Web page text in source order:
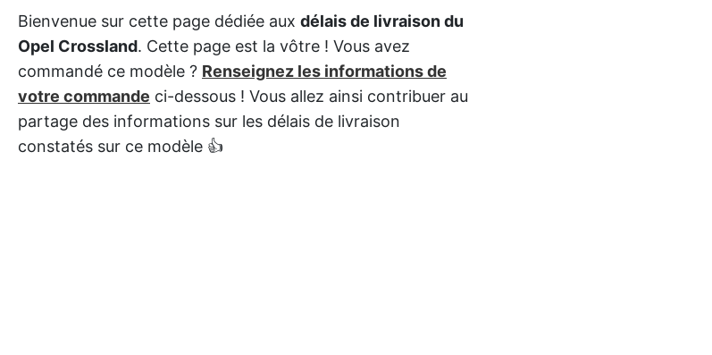
Bienvenue sur cette page dédiée aux délais de livraison du
Opel Crossland. Cette page est la vôtre ! Vous avez
commandé ce modèle ? Renseignez les informations de
votre commande ci-dessous ! Vous allez ainsi contribuer au
partage des informations sur les délais de livraison
constatés sur ce modèle 👍